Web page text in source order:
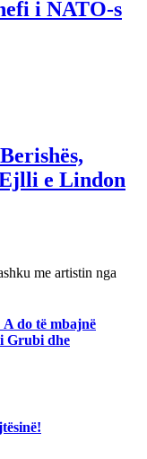
i NATO-s
e Lindon
me artistin nga
A do të mbajnë
Grubi dhe